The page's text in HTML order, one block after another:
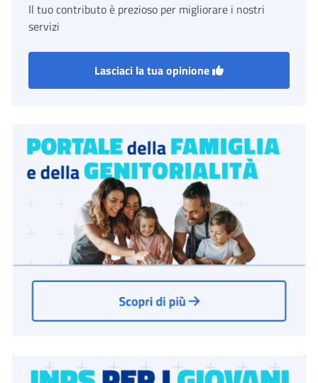
Il tuo contributo è prezioso per migliorare i nostri
servizi
Lasciaci la tua opinione